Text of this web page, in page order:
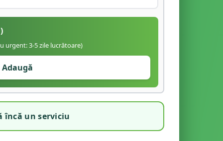
urgent: 3-5 zile lucrătoare)
Adaugă
încă un serviciu